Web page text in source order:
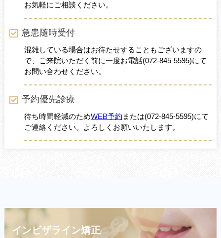
お気軽にご相談ください。
急患随時受付
混雑している場合はお待たせすることもございますの
で、ご来院いただく前に一度お電話(072-845-5595)にて
お問い合わせください。
予約優先診療
待ち時間軽減のためWEB予約 または(072-845-5595)にて
ご連絡ください。よろしくお願いいたします。
インビザライン矯正